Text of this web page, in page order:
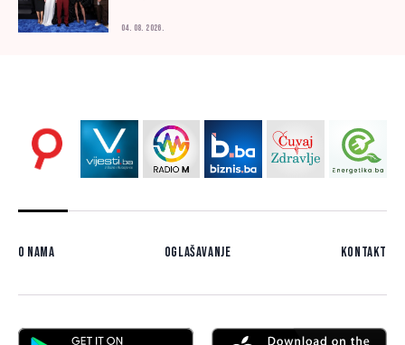
04. 08. 2026.
O nama Oglašavanje Kontakt